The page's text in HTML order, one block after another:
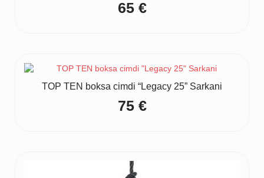
65 €
TOP TEN boksa cimdi “Legacy 25” Sarkani
75 €